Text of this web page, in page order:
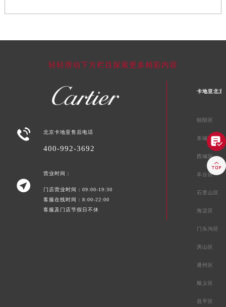
轻轻滑动下方栏目探索更多精彩内容
 北京卡地亚售后电话
400-992-3692

营业时间：
门店营业时间：09:00-19:30
客服在线时间：8:00-22:00
客服及门店节假日不休
卡地亚北京
朝阳区
东城区
西城区
丰台区
石景山区
海淀区
门头沟区
房山区
通州区
顺义区
昌平区

